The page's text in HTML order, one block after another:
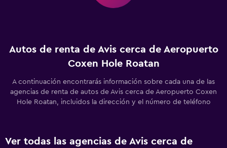
Autos de renta de Avis cerca de Aeropuerto
Coxen Hole Roatan
A continuación encontrarás información sobre cada una de las
agencias de renta de autos de Avis cerca de Aeropuerto Coxen
Hole Roatan, incluidos la dirección y el número de teléfono
Ver todas las agencias de Avis cerca de